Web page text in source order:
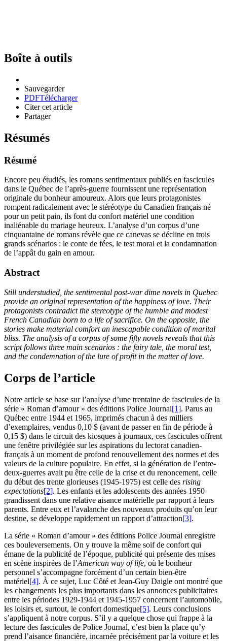
Boîte à outils
Sauvegarder
PDFTélécharger
Citer cet article
Partager
Résumés
Résumé
Encore peu étudiés, les romans sentimentaux publiés en fascicules
dans le Québec de l’après-guerre fournissent une représentation
originale du bonheur amoureux. Alors que leurs protagonistes
rompent radicalement avec le stéréotype du Canadien français né
pour un petit pain, ils font du confort matériel une condition
inaliénable du mariage heureux. L’analyse d’un corpus d’une
cinquantaine de romans révèle que ce canevas se décline en trois
grands scénarios : le conte de fées, le test moral et la condamnation
de l’appât du gain en amour.
Abstract
Still understudied, the sentimental post-war dime novels in Quebec
provide an original representation of the happiness of love. Their
protagonists contradict the stereotype of the humble and modest
French Canadian born to a life of sacrifice. On the opposite, the
stories make material comfort an inescapable condition of marital
bliss. The analysis of a corpus of some fifty novels reveals that this
script follows three main scenarios : the fairy tale, the moral test,
and the condemnation of the lure of profit in the matter of love.
Corps de l’article
Notre article se base sur l’analyse d’une trentaine de fascicules de la
série « Roman d’amour » des éditions Police Journal[1]. Parus au
Québec entre 1944 et 1965, imprimés chacun à des milliers
d’exemplaires, vendus 0,10 $ (avant de passer en fin de période à
0,15 $) dans le circuit des kiosques à journaux, ces fascicules offrent
une fenêtre privilégiée sur les aspirations du lectorat canadien-
français à un moment de profond renouvellement des normes et des
valeurs de la culture populaire. En effet, si la génération de l’entre-
deux-guerres avait pu être celle de la crise et du renoncement, celle
du début des trente glorieuses (1945-1975) est celle des rising
expectations[2]. Les enfants et les adolescents des années 1950
grandissent dans une relative aisance matérielle par rapport à leurs
parents. Entre eux et l’avalanche des nouveaux produits qu’on leur
destine, se développe rapidement un rapport d’attraction[3].
La série « Roman d’amour » des éditions Police Journal enregistre
ces bouleversements. On y trouve la même soif de confort qui
émane de la publicité de l’époque, publicité qui présente des mises
en scène inspirées de l’American way of life, où le bonheur
personnel s’accompagne forcément d’un certain bien-être
matériel[4]. À ce sujet, Luc Côté et Jean-Guy Daigle ont montré que
les changements les plus importants dans les annonces publicitaires
entre les périodes 1929-1944 et 1945-1957 concernent l’automobile,
les loisirs et, surtout, le confort domestique[5]. Leurs conclusions
s’appliquent à notre corpus. S’il y a quelque chose qui frappe à la
lecture des fascicules de Police Journal, c’est bien la place qu’y
prend l’aisance financière, incarnée précisément par la voiture et les